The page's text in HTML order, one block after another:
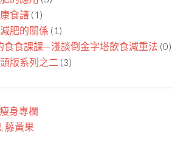
食譜 (1)
肥的關係 (1)
食食課課—淺談倒金字塔飲食減重法 (0)
版系列之二 (3)
身專欄
, 藤黃果